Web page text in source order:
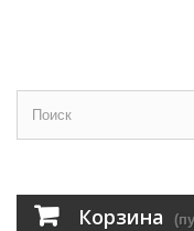
Корзина